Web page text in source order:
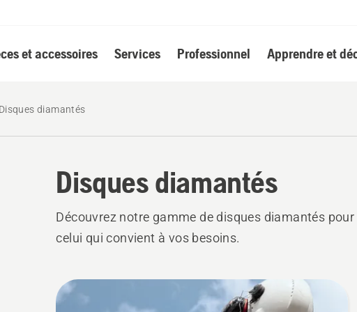
et accessoires Services Professionnel Apprendre et
Disques diamantés
Disques diamantés
Découvrez notre gamme de disques diamantés
celui qui convient à vos besoins.
Tous